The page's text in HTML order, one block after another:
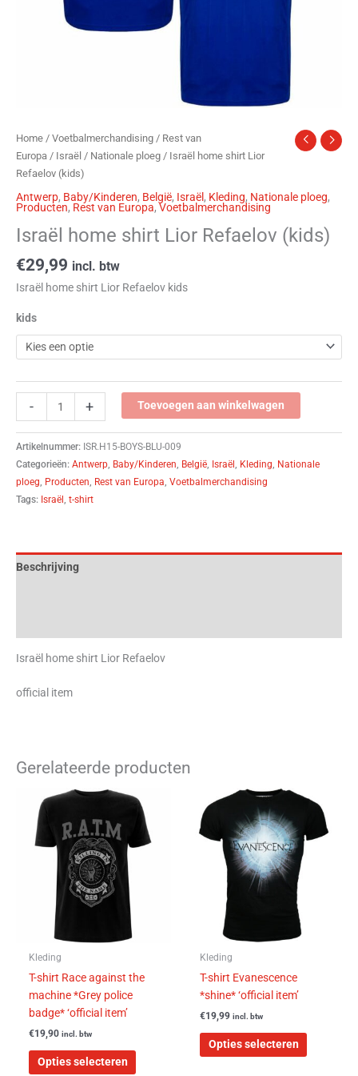
Home / Voetbalmerchandising / Rest van
Europa / Israël / Nationale ploeg / Israël home shirt Lior
Refaelov (kids)
Antwerp, Baby/Kinderen, België, Israël , Kleding, Nationale ploeg,
Producten, Rest van Europa,Voetbalmerchandising
Israël home shirt Lior Refaelov (kids)
€29,99 incl. btw
Israël home shirt Lior Refaelov kids
kids
- + Toevoegen aan winkelwagen
Artikelnummer: ISR.H15-BOYS-BLU-009
Categorieën: Antwerp, Baby/Kinderen, België, Israël , Kleding, Nationale
ploeg, Producten, Rest van Europa, Voetbalmerchandising
Tags: Israël , t-shirt
Beschrijving
Israël home shirt Lior Refaelov
official item
Gerelateerde producten
Kleding
T-shirt Race against the
machine *Grey police
badge* ‘official item’
€19,90 incl. btw
Opties selecteren
Dit
product
heeft
meerdere
op
Kleding
T-shirt Evanescence
*shine* ‘official item’
€19,99 incl. btw
Opties selecteren
Dit
product
heeft